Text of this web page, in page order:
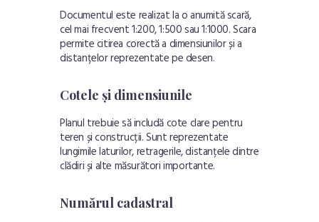
Documentul este realizat la o anumită scară,
cel mai frecvent 1:200, 1:500 sau 1:1000. Scara
permite citirea corectă a dimensiunilor și a
distanțelor reprezentate pe desen.
Cotele și dimensiunile
Planul trebuie să includă cote clare pentru
teren și construcții. Sunt reprezentate
lungimile laturilor, retragerile, distanțele dintre
clădiri și alte măsurători importante.
Numărul cadastral